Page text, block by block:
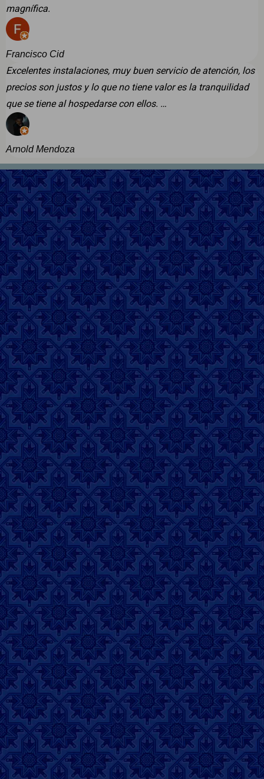
magnífica.
Francisco Cid
Excelentes instalaciones, muy buen servicio de atención, los
precios son justos y lo que no tiene valor es la tranquilidad
que se tiene al hospedarse con ellos. …
Arnold Mendoza